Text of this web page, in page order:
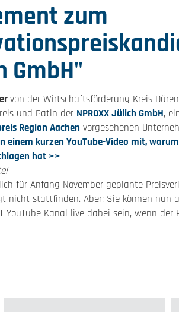
zum
GmbH"
von der Wirtschaftsförderung Kreis
und Patin der NPROXX Jülich GmbH,
Region Aachen vorgesehenen
einem kurzen YouTube-Video mit,
hat >>
für Anfang November geplante
nicht stattfinden. Aber: Sie können nun
YouTube-Kanal live dabei sein, wenn